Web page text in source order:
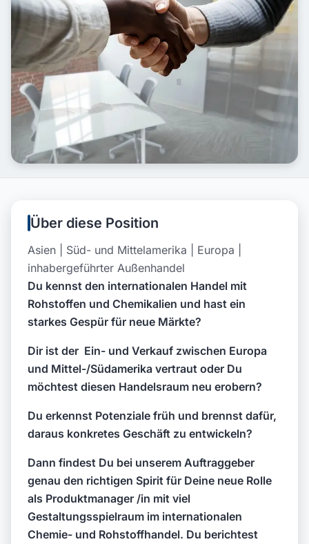
Über diese Position
Asien | Süd- und Mittelamerika | Europa |
inhabergeführter Außenhandel
Du kennst den internationalen Handel mit
Rohstoffen und Chemikalien und hast ein
starkes Gespür für neue Märkte?
Dir ist der Ein- und Verkauf zwischen Europa
und Mittel-/Südamerika vertraut oder Du
möchtest diesen Handelsraum neu erobern?
Du erkennst Potenziale früh und brennst dafür,
daraus konkretes Geschäft zu entwickeln?
Dann findest Du bei unserem Auftraggeber
genau den richtigen Spirit für Deine neue Rolle
als Produktmanager /in mit viel
Gestaltungsspielraum im internationalen
Chemie- und Rohstoffhandel. Du berichtest